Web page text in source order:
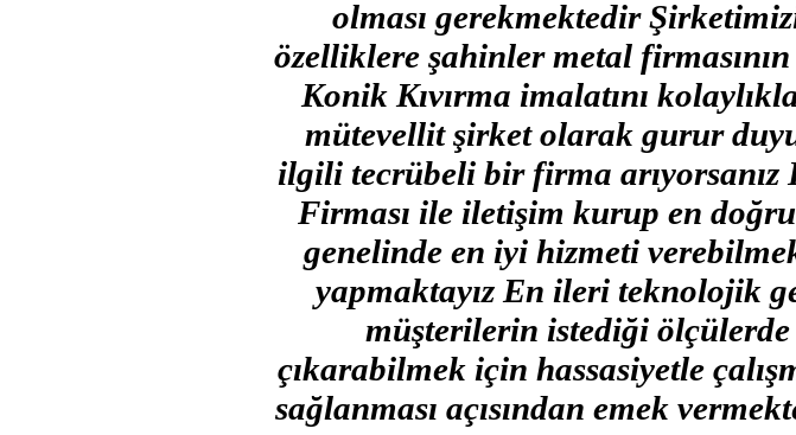
olması gerekmektedir
özelliklere şahinler metal
Konik Kıvırma imalatını
mütevellit şirket olarak gurur
ilgili tecrübeli bir firma
Firması ile iletişim kurup en
genelinde en iyi hizmeti
yapmaktayız En ileri teknolojik
müşterilerin istediği
çıkarabilmek için hassasiyetle
sağlanması açısından emek